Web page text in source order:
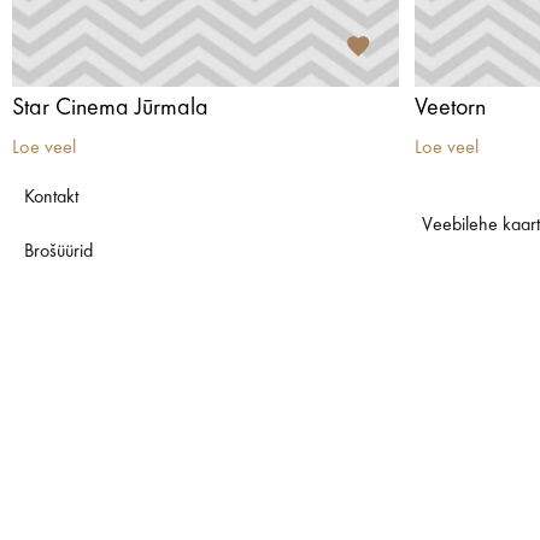
Star Cinema Jūrmala
Loe veel
Veetorn
Loe veel
Kontakt
Brošüürid
Veebilehe kaart